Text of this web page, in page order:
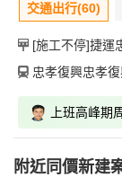
交通出行(60)
[施工不停]捷運忠孝復興站[
忠孝復興忠孝
上班高峰期
附近同價新建